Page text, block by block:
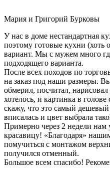
Мария и Григорий Бурковы
У нас в доме нестандартная
поэтому готовые кухни
вариант. Мы с мужем много
подходящего варианта.
После всех походов по
на заказ под наши размеры.
обмерил, посчитал,
хотелось, и картинка в
скажу, что это самый
вписалась и цвет выбрала
Примерно через 2 недели
красавицу! «Благодаря»
помучиться с монтажом
получился отменный.
Большое всем спасибо!